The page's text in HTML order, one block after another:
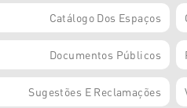
Catálogo Dos Espaços
Documentos Públicos
Sugestões E Reclamações